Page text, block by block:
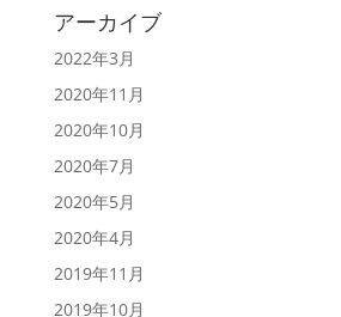
アーカイブ
2022年3月
2020年11月
2020年10月
2020年7月
2020年5月
2020年4月
2019年11月
2019年10月